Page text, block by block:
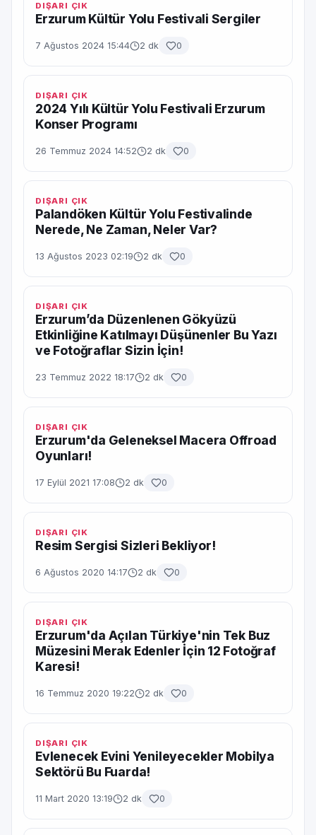
DIŞARI ÇIK
Erzurum Kültür Yolu Festivali Sergiler
7 Ağustos 2024 15:44 2 dk 0
DIŞARI ÇIK
2024 Yılı Kültür Yolu Festivali Erzurum
Konser Programı
26 Temmuz 2024 14:52 2 dk 0
DIŞARI ÇIK
Palandöken Kültür Yolu Festivalinde
Nerede, Ne Zaman, Neler Var?
13 Ağustos 2023 02:19 2 dk 0
DIŞARI ÇIK
Erzurum’da Düzenlenen Gökyüzü
Etkinliğine Katılmayı Düşünenler Bu Yazı
ve Fotoğraflar Sizin İçin!
23 Temmuz 2022 18:17 2 dk 0
DIŞARI ÇIK
Erzurum'da Geleneksel Macera Offroad
Oyunları!
17 Eylül 2021 17:08 2 dk 0
DIŞARI ÇIK
Resim Sergisi Sizleri Bekliyor!
6 Ağustos 2020 14:17 2 dk 0
DIŞARI ÇIK
Erzurum'da Açılan Türkiye'nin Tek Buz
Müzesini Merak Edenler İçin 12 Fotoğraf
Karesi!
16 Temmuz 2020 19:22 2 dk 0
DIŞARI ÇIK
Evlenecek Evini Yenileyecekler Mobilya
Sektörü Bu Fuarda!
11 Mart 2020 13:19 2 dk 0